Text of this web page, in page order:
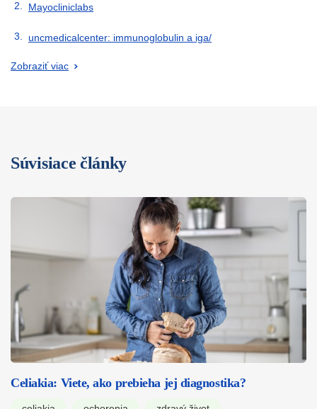
Mayocliniclabs
uncmedicalcenter: immunoglobulin a iga/
Zobraziť viac
Súvisiace články
Celiakia: Viete, ako prebieha jej diagnostika?